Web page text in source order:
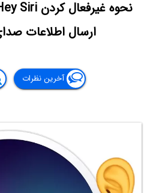
ارسال اطلاعات
آخرین نظرات